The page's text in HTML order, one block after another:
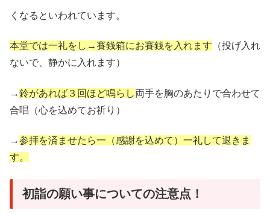
くなるといわれています。
本堂では一礼をし→賽銭箱にお賽銭を入れます （投げ入れ
ないで、静かに入れます）
→鈴があれば３回ほど鳴らし両手を胸のあたりで合わせて
合唱（心を込めてお祈り）
→参拝を済ませたら一（感謝を込めて）一礼して退きま
す。
初詣の願い事についての注意点！